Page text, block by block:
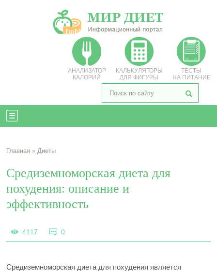
АНАЛИЗАТОР
КАЛОРИЙ
КАЛЬКУЛЯТОРЫ
ДЛЯ ФИГУРЫ
ТЕСТЫ
НА ПИТАНИЕ
Главная »Диеты
Средиземноморская диета для
похудения: описание и
эффективность
4117 0
Средиземноморская диета для похудения является